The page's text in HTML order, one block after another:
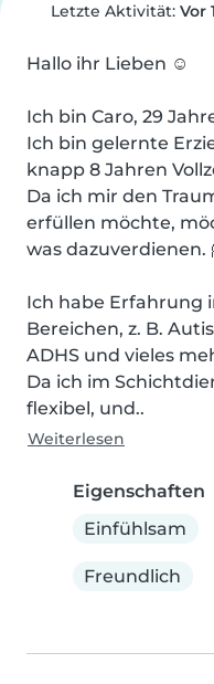
Letzte Aktivität: Vor
Hallo ihr Lieben ☺️
Ich bin Caro, 29
Ich bin gelernte
knapp 8 Jahren
Da ich mir den
erfüllen möchte,
was dazuverdienen.
Ich habe Erfahrung
Bereichen, z. B.
ADHS und vieles
Da ich im
flexibel, und..
Weiterlesen
Eigenschaften
Einfühlsam
Freundlich